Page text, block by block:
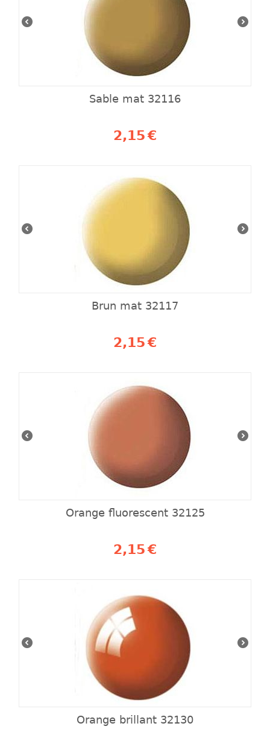
Sable mat 32116
2,15 €
Brun mat 32117
2,15 €
Orange fluorescent 32125
2,15 €
Orange brillant 32130